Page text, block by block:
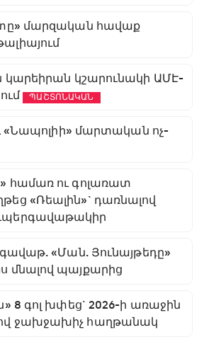
մարզական հավաք
կարեիրան կշարունակի ԱՄԷ-
ՊԱՇՏՈՆԱԿԱՆ
«Նապոլիի» մարտական ոչ-
համառ ու գոլառատ
«Ռեալին»` դառնալով
գավաթ. «Ման. Յունայթեդը»
մնալով պայքարից
8 գոլ խփեց` 2026-ի առաջին
ջախջախիչ հաղթանակ